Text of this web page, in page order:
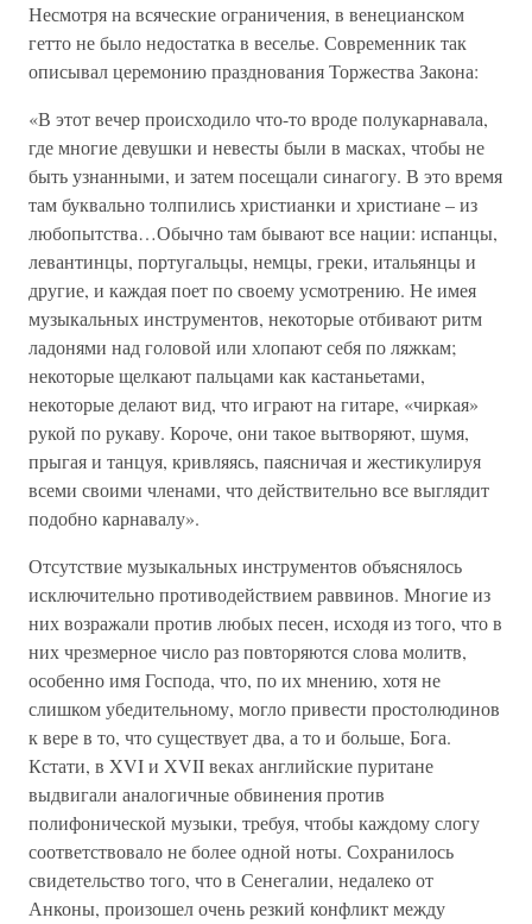
Несмотря на всяческие ограничения, в венецианском
гетто не было недостатка в веселье. Современник так
описывал церемонию празднования Торжества Закона:
«В этот вечер происходило что-то вроде полукарнавала,
где многие девушки и невесты были в масках, чтобы не
быть узнанными, и затем посещали синагогу. В это время
там буквально толпились христианки и христиане – из
любопытства…Обычно там бывают все нации: испанцы,
левантинцы, португальцы, немцы, греки, итальянцы и
другие, и каждая поет по своему усмотрению. Не имея
музыкальных инструментов, некоторые отбивают ритм
ладонями над головой или хлопают себя по ляжкам;
некоторые щелкают пальцами как кастаньетами,
некоторые делают вид, что играют на гитаре, «чиркая»
рукой по рукаву. Короче, они такое вытворяют, шумя,
прыгая и танцуя, кривляясь, паясничая и жестикулируя
всеми своими членами, что действительно все выглядит
подобно карнавалу».
Отсутствие музыкальных инструментов объяснялось
исключительно противодействием раввинов. Многие из
них возражали против любых песен, исходя из того, что в
них чрезмерное число раз повторяются слова молитв,
особенно имя Господа, что, по их мнению, хотя не
слишком убедительному, могло привести простолюдинов
к вере в то, что существует два, а то и больше, Бога.
Кстати, в XVI и XVII веках английские пуритане
выдвигали аналогичные обвинения против
полифонической музыки, требуя, чтобы каждому слогу
соответствовало не более одной ноты. Сохранилось
свидетельство того, что в Сенегалии, недалеко от
Анконы, произошел очень резкий конфликт между